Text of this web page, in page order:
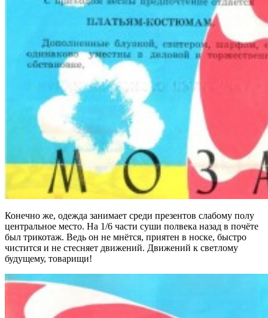
Конечно же, одежда занимает среди презентов слабому полу
центральное место. На 1/6 части суши полвека назад в почёте
был трикотаж. Ведь он не мнётся, приятен в носке, быстро
чистится и не стесняет движений. Движений к светлому
будущему, товарищи!